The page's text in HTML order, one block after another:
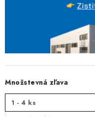
Množstevná zľava
1 - 4 ks